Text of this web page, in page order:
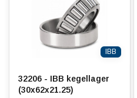
IBB
32206 - IBB kegellager
(30x62x21.25)